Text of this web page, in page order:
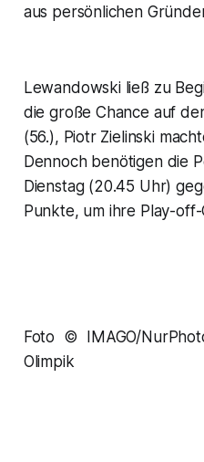
aus persönlichen
Lewandowski ließ zu
die große Chance auf
(56.), Piotr Zielinski
Dennoch benötigen die
Dienstag (20.45 Uhr)
Punkte, um ihre Play-
Foto © IMAGO/
Olimpik